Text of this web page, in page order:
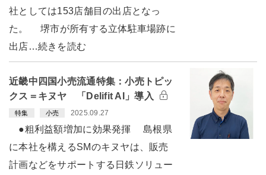
社としては153店舗目の出店となっ
た。 堺市が所有する立体駐車場跡に
出店…続きを読む
近畿中四国小売流通特集：小売トピッ
クス＝キヌヤ 「Delifit AI」導入
特集 小売 2025.09.27
●粗利益額増加に効果発揮 島根県
に本社を構えるSMのキヌヤは、販売
計画などをサポートする日鉄ソリュー